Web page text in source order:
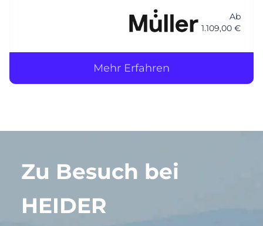
Ab
1.109,00 €
Mehr Erfahren
Zu Besuch bei
HEIDER